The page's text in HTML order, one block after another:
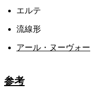
エルテ
流線形
アール・ヌーヴォー
参考